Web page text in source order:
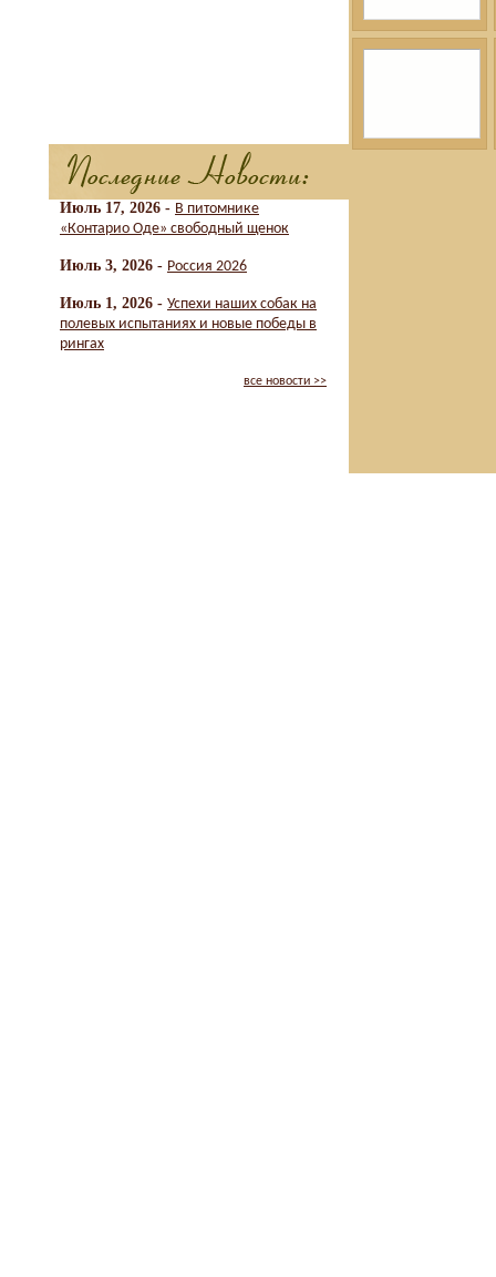
Июль 17, 2026 - В питомнике
«Контарио Оде» свободный щенок
Июль 3, 2026 - Россия 2026
Июль 1, 2026 - Успехи наших собак на
полевых испытаниях и новые победы в
рингах
все новости >>